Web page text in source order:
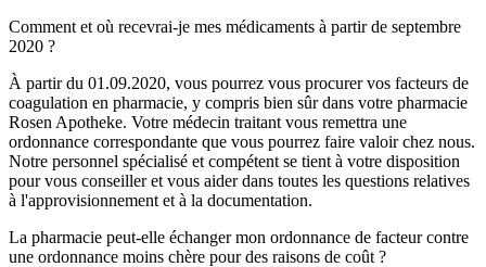
Comment et où recevrai-je mes médicaments à partir de septembre
2020 ?
À partir du 01.09.2020, vous pourrez vous procurer vos facteurs de
coagulation en pharmacie, y compris bien sûr dans votre pharmacie
Rosen Apotheke. Votre médecin traitant vous remettra une
ordonnance correspondante que vous pourrez faire valoir chez nous.
Notre personnel spécialisé et compétent se tient à votre disposition
pour vous conseiller et vous aider dans toutes les questions relatives
à l'approvisionnement et à la documentation.
La pharmacie peut-elle échanger mon ordonnance de facteur contre
une ordonnance moins chère pour des raisons de coût ?